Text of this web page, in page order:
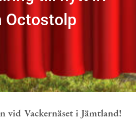
& Hållbarhet
Octostolp
vid Vackernäset i Jämtland!